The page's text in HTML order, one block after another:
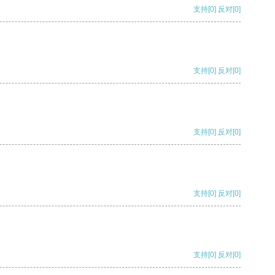
支持[0] 反对[0]
支持[0] 反对[0]
支持[0] 反对[0]
支持[0] 反对[0]
支持[0] 反对[0]